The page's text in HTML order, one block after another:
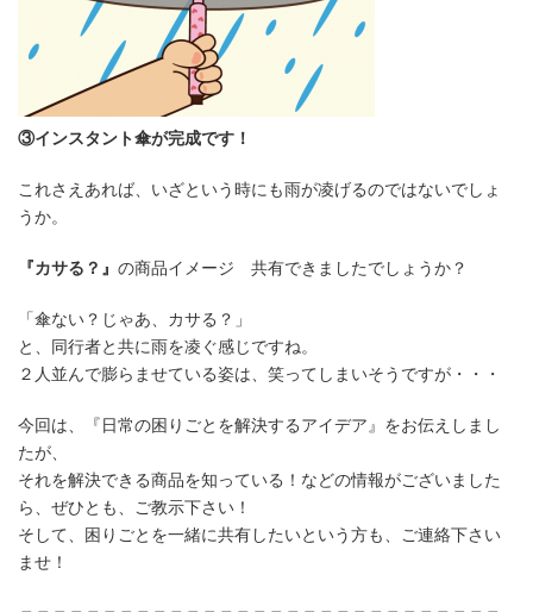
③インスタント傘が完成です！
これさえあれば、いざという時にも雨が凌げるのではないでしょ
うか。
『カサる？』 の商品イメージ 共有できましたでしょうか？
「傘ない？じゃあ、カサる？」
と、同行者と共に雨を凌ぐ感じですね。
２人並んで膨らませている姿は、笑ってしまいそうですが・・・
今回は、『日常の困りごとを解決するアイデア』をお伝えしまし
たが、
それを解決できる商品を知っている！などの情報がございました
ら、ぜひとも、ご教示下さい！
そして、困りごとを一緒に共有したいという方も、ご連絡下さい
ませ！